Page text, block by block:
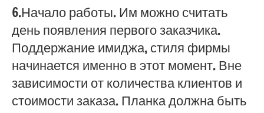
6.Начало работы. Им можно считать
день появления первого заказчика.
Поддержание имиджа, стиля фирмы
начинается именно в этот момент. Вне
зависимости от количества клиентов и
стоимости заказа. Планка должна быть